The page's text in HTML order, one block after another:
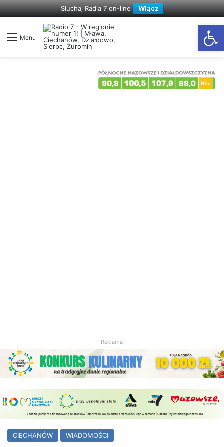
Słuchaj Radia 7 on-line Włącz
Menu
Reklama
CIECHANÓW WIADOMOŚCI